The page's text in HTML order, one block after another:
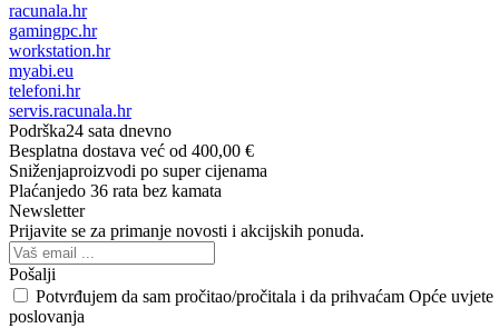
racunala.hr
gamingpc.hr
workstation.hr
myabi.eu
telefoni.hr
servis.racunala.hr
Podrška24 sata dnevno
Besplatna dostava već od 400,00 €
Sniženjaproizvodi po super cijenama
Plaćanjedo 36 rata bez kamata
Newsletter
Prijavite se za primanje novosti i akcijskih ponuda.
Pošalji
Potvrđujem da sam pročitao/pročitala i da prihvaćam Opće uvjete
poslovanja